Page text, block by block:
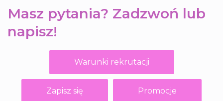
Masz pytania? Zadzwoń lub
napisz!
Warunki rekrutacji
Zapisz się Promocje